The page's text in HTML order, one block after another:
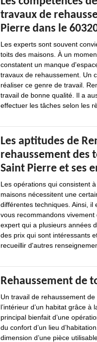
travaux de
Pierre dans le
Les experts sont souvent
toits des maisons. À un
constatent un manque
travaux de rehaussement. Un
réaliser ce genre de travail.
travail de bonne qualité. Il a
effectuer les tâches selon les
Les aptitudes de
rehaussement des
Saint Pierre et ses
Les opérations qui consistent
maisons nécessitent une
différentes techniques. Ainsi,
vous recommandons
expert qui a plusieurs années
des prix qui sont intéressants
recueillir d'autres
Rehaussement de
Un travail de rehaussement de
l’intérieur d’un habitat grâce
principal bienfait d’une
du confort d’un lieu
dimension d’une pièce